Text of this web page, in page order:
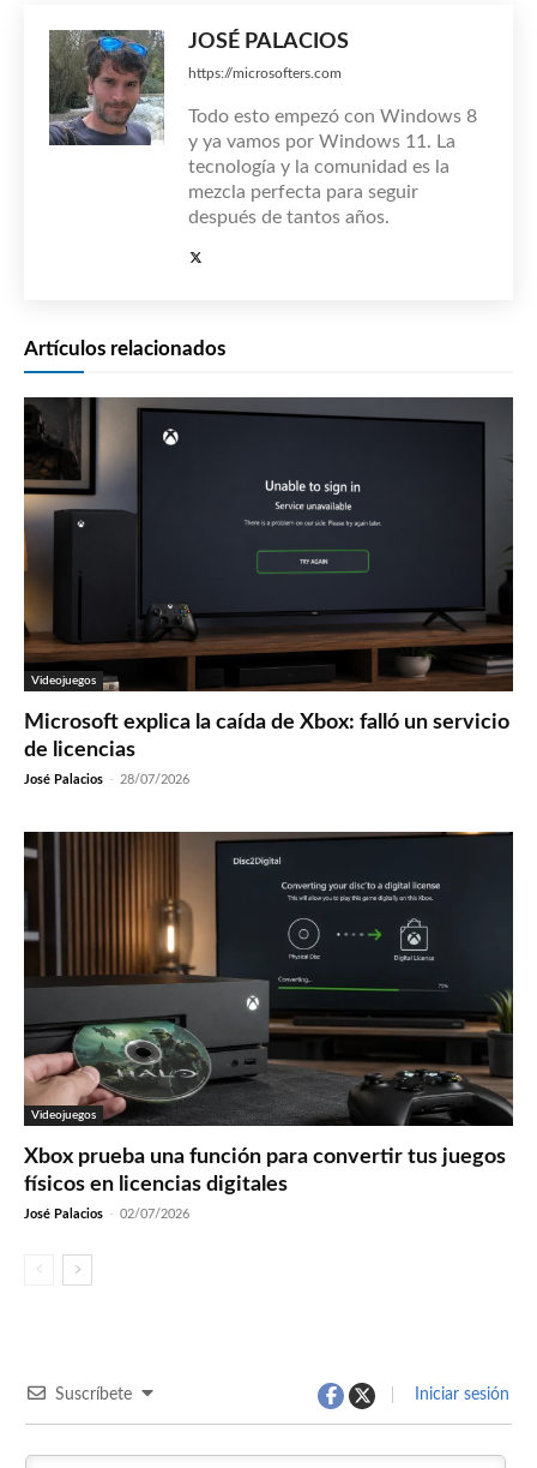
JOSÉ PALACIOS
https://microsofters.com
Todo esto empezó con Windows 8
y ya vamos por Windows 11. La
tecnología y la comunidad es la
mezcla perfecta para seguir
después de tantos años.
Artículos relacionados
Videojuegos
Microsoft explica la caída de Xbox: falló un servicio
de licencias
José Palacios - 28/07/2026
Videojuegos
Xbox prueba una función para convertir tus juegos
físicos en licencias digitales
José Palacios - 02/07/2026
Suscríbete Iniciar sesión